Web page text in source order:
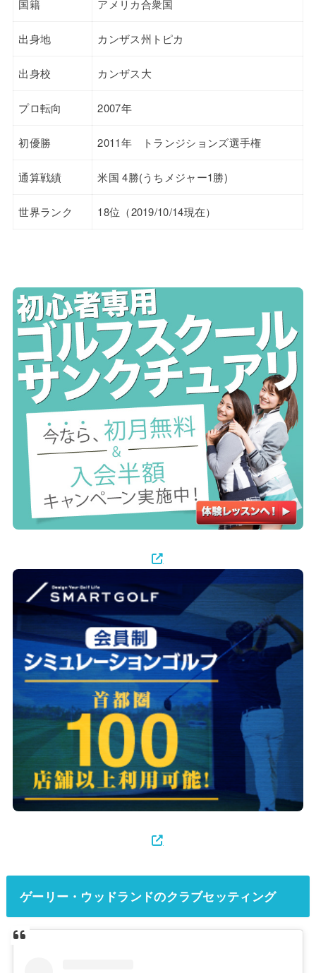
国籍 アメリカ合衆国
出身地 カンザス州トピカ
出身校 カンザス大
プロ転向 2007年
初優勝 2011年 トランジションズ選手権
通算戦績 米国 4勝(うちメジャー1勝)
世界ランク 18位（2019/10/14現在）
ゲーリー・ウッドランドのクラブセッティング